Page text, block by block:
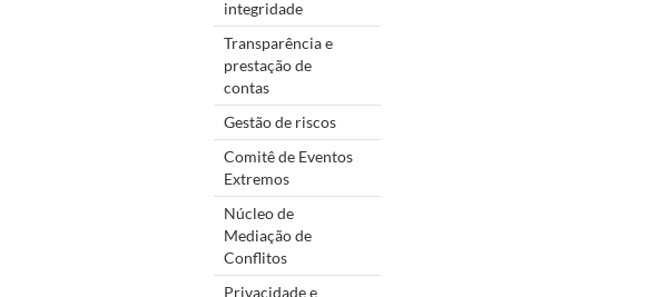
integridade
Transparência e
prestação de
contas
Gestão de riscos
Comitê de Eventos
Extremos
Núcleo de
Mediação de
Conflitos
Privacidade e